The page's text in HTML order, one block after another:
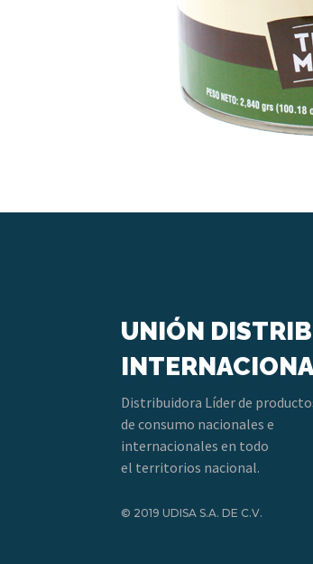
UNIÓN
Distribuidora Líder de
de consumo nacionales e
internacionales en todo
el territorios nacional.
© 2019 UDISA S.A. DE C.V.